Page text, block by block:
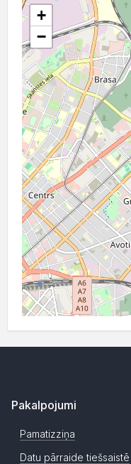
+
−
Pakalpojumi
Pamatizziņa
Datu pārraide tiešsaistē